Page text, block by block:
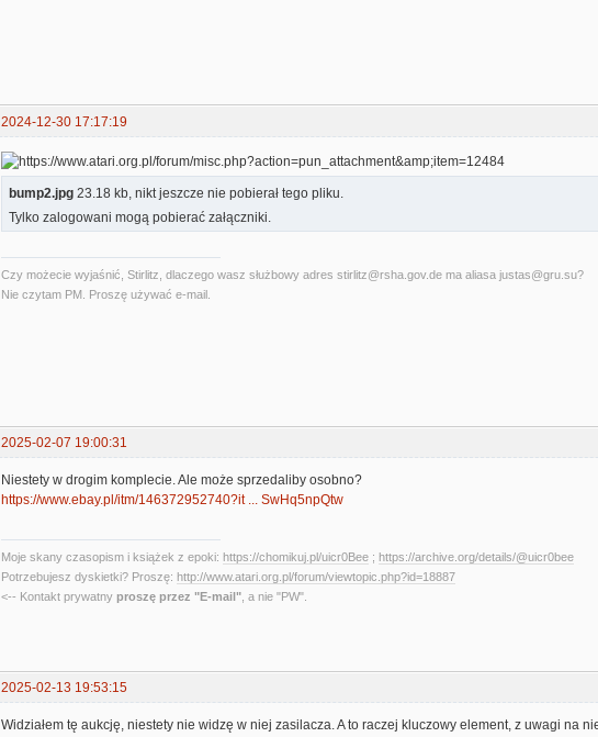
2024-12-30 17:17:19
bump2.jpg 23.18 kb, nikt jeszcze nie pobierał tego pliku.
Tylko zalogowani mogą pobierać załączniki.
Czy możecie wyjaśnić, Stirlitz, dlaczego wasz służbowy adres stirlitz@rsha.gov.de ma aliasa justas@gru.su?
Nie czytam PM. Proszę używać e-mail.
2025-02-07 19:00:31
Niestety w drogim komplecie. Ale może sprzedaliby osobno?
https://www.ebay.pl/itm/146372952740?it ... SwHq5npQtw
Moje skany czasopism i książek z epoki: https://chomikuj.pl/uicr0Bee ; https://archive.org/details/@uicr0bee
Potrzebujesz dyskietki? Proszę: http://www.atari.org.pl/forum/viewtopic.php?id=18887
<-- Kontakt prywatny proszę przez "E-mail" , a nie "PW".
2025-02-13 19:53:15
Widziałem tę aukcję, niestety nie widzę w niej zasilacza. A to raczej kluczowy element, z uwagi na